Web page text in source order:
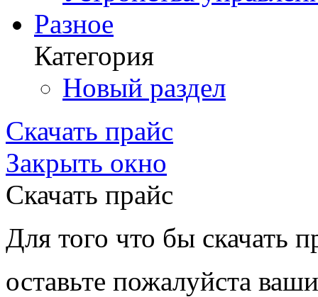
Разное
Категория
Новый раздел
Скачать прайс
Закрыть окно
Скачать прайс
Для того что бы скачать
оставьте пожалуйста